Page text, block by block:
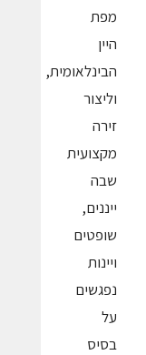
מפת
היין
הבינלאומית,
וליצור
זירה
מקצועית
שבה
ייננים,
שופטים
ויינות
נפגשים
על
בסיס